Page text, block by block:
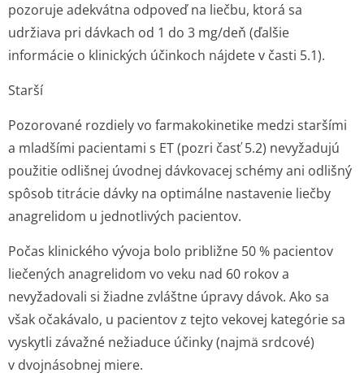
pozoruje adekvátna odpoveď na liečbu, ktorá sa
udržiava pri dávkach od 1 do 3 mg/deň (ďalšie
informácie o klinických účinkoch nájdete v časti 5.1).
Starší
Pozorované rozdiely vo farmakokinetike medzi staršími
a mladšími pacientami s ET (pozri časť 5.2) nevyžadujú
použitie odlišnej úvodnej dávkovacej schémy ani odlišný
spôsob titrácie dávky na optimálne nastavenie liečby
anagrelidom u jednotlivých pacientov.
Počas klinického vývoja bolo približne 50 % pacientov
liečených anagrelidom vo veku nad 60 rokov a
nevyžadovali si žiadne zvláštne úpravy dávok. Ako sa
však očakávalo, u pacientov z tejto vekovej kategórie sa
vyskytli závažné nežiaduce účinky (najmä srdcové)
v dvojnásobnej mi­ere.